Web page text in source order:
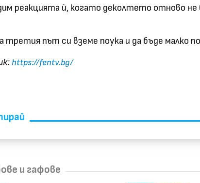
реакцията ѝ, когато деколтето отново не
третия път си вземе поука и да бъде малко
https://fentv.bg/
и гафове